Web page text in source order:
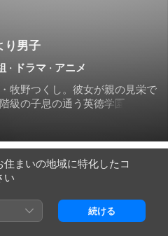
り男子
· ドラマ · アニメ
牧野つくし。彼女が親の見栄で
級の子息の通う英徳学園だっ
呼ばれる超大金持ち息子４人組
すら逆らえず、赤札ゲームとい
っていた。卒業まで目立たぬよ
だが、友達の遠藤真木子とＦ４
まう。真木子が階段で足を滑ら
ある道明寺司の顔を蹴ってしま
の激動の日々が始まる。持ち前
まいの地域に特化したコ
い
続ける